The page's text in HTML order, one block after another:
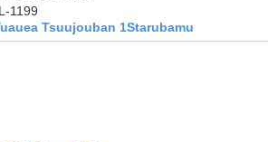
1199
Tsuujouban 1Starubamu